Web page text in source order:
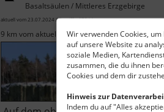
Wir verwenden Cookies,
auf unsere Website zu
soziale Medien,
zusammen, die du ihnen
Cookies und dem dir
Hinweis zur
Indem du auf "Alles
Basaltsäulen / Mittleres Erzgebirge
aktuell vom 23.07.2024 / Zugriffe: 67944
9 km vom aktuellen Standort